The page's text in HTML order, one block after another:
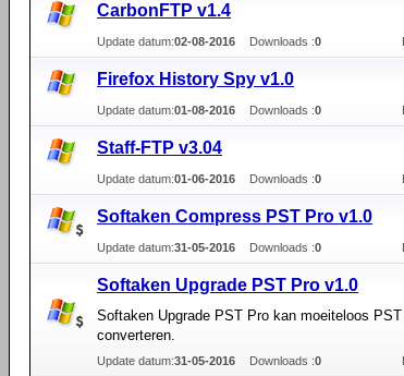
CarbonFTP v1.4
Update datum:02-08-2016 Downloads :0
Firefox History Spy v1.0
Update datum:01-08-2016 Downloads :0
Staff-FTP v3.04
Update datum:01-06-2016 Downloads :0
Softaken Compress PST Pro v1.0
Update datum:31-05-2016 Downloads :0
Softaken Upgrade PST Pro v1.0
Softaken Upgrade PST Pro kan moeiteloos
converteren.
Update datum:31-05-2016 Downloads :0